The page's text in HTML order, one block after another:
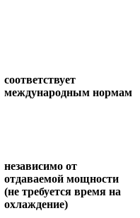
соответствует
международным нормам
независимо от
отдаваемой мощности
(не требуется время на
охлаждение)